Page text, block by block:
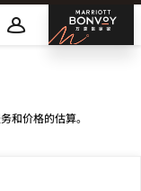
邦
和价格的估算。